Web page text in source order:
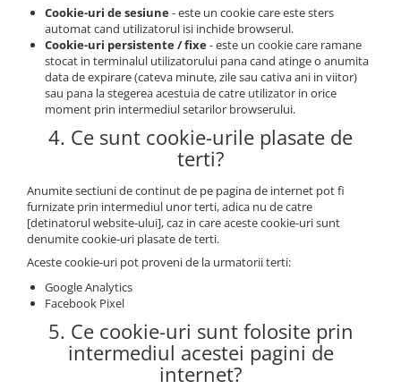
Cookie-uri de sesiune- este un cookie care este sters
automat cand utilizatorul isi inchide browserul.
Cookie-uri persistente / fixe- este un cookie care ramane
stocat in terminalul utilizatorului pana cand atinge o anumita
data de expirare (cateva minute, zile sau cativa ani in viitor)
sau pana la stegerea acestuia de catre utilizator in orice
moment prin intermediul setarilor browserului.
4. Ce sunt cookie-urile plasate de
terti?
Anumite sectiuni de continut de pe pagina de internet pot fi
furnizate prin intermediul unor terti, adica nu de catre
[detinatorul website-ului], caz in care aceste cookie-uri sunt
denumite cookie-uri plasate de terti.
Aceste cookie-uri pot proveni de la urmatorii terti:
Google Analytics
Facebook Pixel
5. Ce cookie-uri sunt folosite prin
intermediul acestei pagini de
internet?